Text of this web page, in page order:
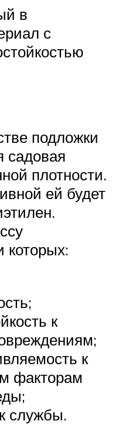
в
с
подложки
садовая
плотности.
ей будет
которых:
к
к
факторам
службы.